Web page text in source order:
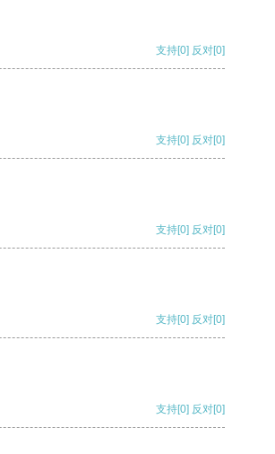
支持[0] 反对[0]
支持[0] 反对[0]
支持[0] 反对[0]
支持[0] 反对[0]
支持[0] 反对[0]